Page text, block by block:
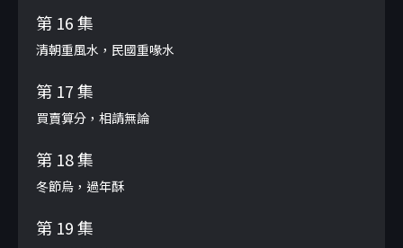
第 16 集
清朝重風水，民國重喙水
第 17 集
買賣算分，相請無論
第 18 集
冬節烏，過年酥
第 19 集